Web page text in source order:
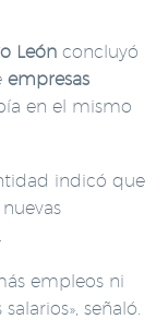
León concluyó
empresas
en el mismo
indicó que
empleos ni
señaló.